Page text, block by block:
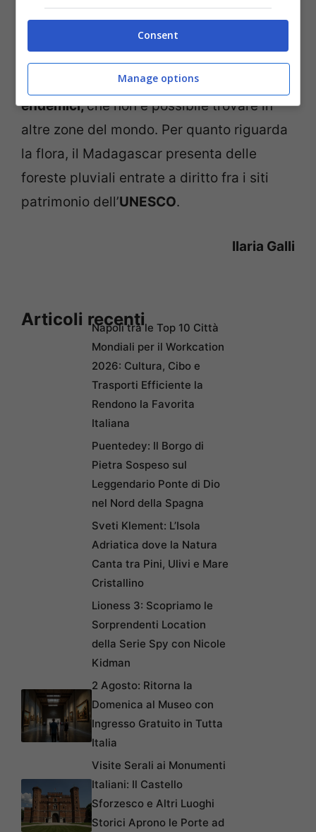
meraviglioso santuario difloraefauna.
Emblema della fauna locale è il
camaleonti,rettili,anfibi
endemici,che non è possibile trovare in
altre zone del mondo. Per quanto riguarda
la flora, il Madagascar presenta delle
foreste pluviali entrate a diritto fra i siti
patrimonio dell’UNESCO.
Ilaria Galli
Articoli recentiNapoli tra le Top 10 Città
Mondiali per il Workcation
2026: Cultura, Cibo e
Trasporti Efficiente la
Rendono la Favorita
Italiana
Puentedey: Il Borgo di
Pietra Sospeso sul
Leggendario Ponte di Dio
nel Nord della Spagna
Sveti Klement: L’Isola
Adriatica dove la Natura
Canta tra Pini, Ulivi e Mare
Cristallino
Lioness 3: Scopriamo le
Sorprendenti Location
della Serie Spy con Nicole
Kidman
2 Agosto: Ritorna la
Domenica al Museo con
Ingresso Gratuito in Tutta
Italia
Visite Serali ai Monumenti
Italiani: Il Castello
Sforzesco e Altri Luoghi
Storici Aprono le Porte ad
Consent
Manage options